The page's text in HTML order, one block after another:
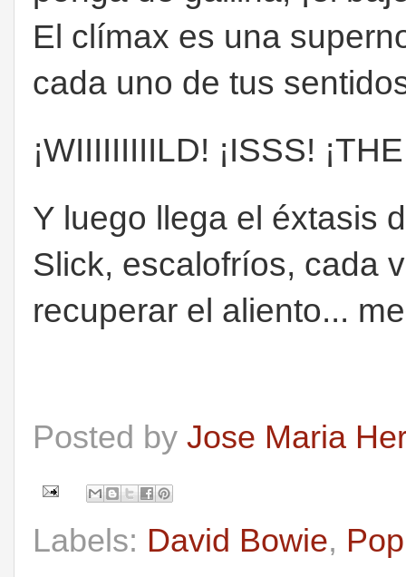
El clímax es una
cada uno de tus
¡WIIIIIIIIILD! ¡ISSS!
Y luego llega el éxtasis
Slick, escalofríos, cada
recuperar el aliento...
Posted by Jose Maria
Labels: David Bowie,